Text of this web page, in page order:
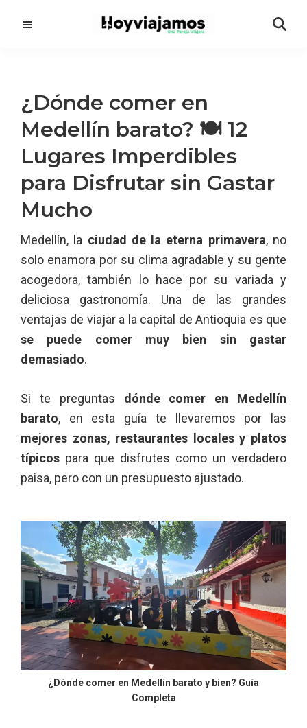
principal
¿Dónde comer en
Medellín barato? 🍽️ 12
Lugares Imperdibles
para Disfrutar sin Gastar
Mucho
Medellín, la ciudad de la eterna primavera, no
solo enamora por su clima agradable y su gente
acogedora, también lo hace por su variada y
deliciosa gastronomía. Una de las grandes
ventajas de viajar a la capital de Antioquia es que
se puede comer muy bien sin gastar
demasiado.
Si te preguntas dónde comer en Medellín
barato, en esta guía te llevaremos por las
mejores zonas, restaurantes locales y platos
típicos para que disfrutes como un verdadero
paisa, pero con un presupuesto ajustado.
¿Dónde comer en Medellín barato y bien? Guía
Completa